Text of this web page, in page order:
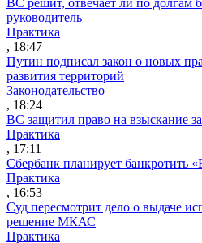
руководитель
Практика
, 18:47
Путин подписал закон о новых
развития территорий
Законодательство
, 18:24
ВС защитил право на взыскание
Практика
, 17:11
Сбербанк планирует банкротить
Практика
, 16:53
Суд пересмотрит дело о выдаче
решение МКАС
Практика